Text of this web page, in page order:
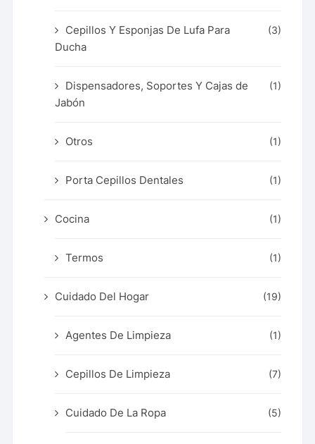
Cepillos Y Esponjas De Lufa Para
Ducha
(3)
Dispensadores, Soportes Y Cajas de
Jabón
(1)
Otros (1)
Porta Cepillos Dentales (1)
Cocina (1)
Termos (1)
Cuidado Del Hogar (19)
Agentes De Limpieza (1)
Cepillos De Limpieza (7)
Cuidado De La Ropa (5)